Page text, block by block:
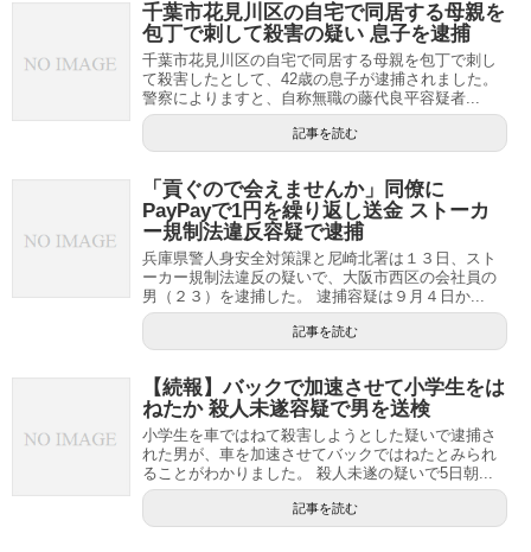
千葉市花見川区の自宅で同居する母親を
包丁で刺して殺害の疑い 息子を逮捕
千葉市花見川区の自宅で同居する母親を包丁で刺し
て殺害したとして、42歳の息子が逮捕されました。
警察によりますと、自称無職の藤代良平容疑者...
記事を読む
「貢ぐので会えませんか」同僚に
PayPayで1円を繰り返し送金 ストーカ
ー規制法違反容疑で逮捕
兵庫県警人身安全対策課と尼崎北署は１３日、スト
ーカー規制法違反の疑いで、大阪市西区の会社員の
男（２３）を逮捕した。 逮捕容疑は９月４日か...
記事を読む
【続報】バックで加速させて小学生をは
ねたか 殺人未遂容疑で男を送検
小学生を車ではねて殺害しようとした疑いで逮捕さ
れた男が、車を加速させてバックではねたとみられ
ることがわかりました。 殺人未遂の疑いで5日朝...
記事を読む